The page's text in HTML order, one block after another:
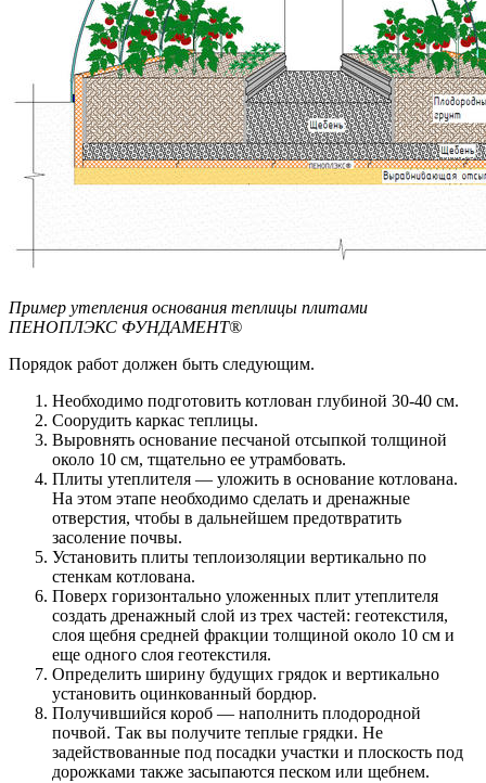
Пример утепления основания теплицы плитами
ПЕНОПЛЭКС ФУНДАМЕНТ®
Порядок работ должен быть следующим.
Необходимо подготовить котлован глубиной 30-40 см.
Соорудить каркас теплицы.
Выровнять основание песчаной отсыпкой толщиной
около 10 см, тщательно ее утрамбовать.
Плиты утеплителя — уложить в основание котлована.
На этом этапе необходимо сделать и дренажные
отверстия, чтобы в дальнейшем предотвратить
засоление почвы.
Установить плиты теплоизоляции вертикально по
стенкам котлована.
Поверх горизонтально уложенных плит утеплителя
создать дренажный слой из трех частей: геотекстиля,
слоя щебня средней фракции толщиной около 10 см и
еще одного слоя геотекстиля.
Определить ширину будущих грядок и вертикально
установить оцинкованный бордюр.
Получившийся короб — наполнить плодородной
почвой. Так вы получите теплые грядки. Не
задействованные под посадки участки и плоскость под
дорожками также засыпаются песком или щебнем.